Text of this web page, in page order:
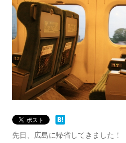
先日、広島に帰省してきました！